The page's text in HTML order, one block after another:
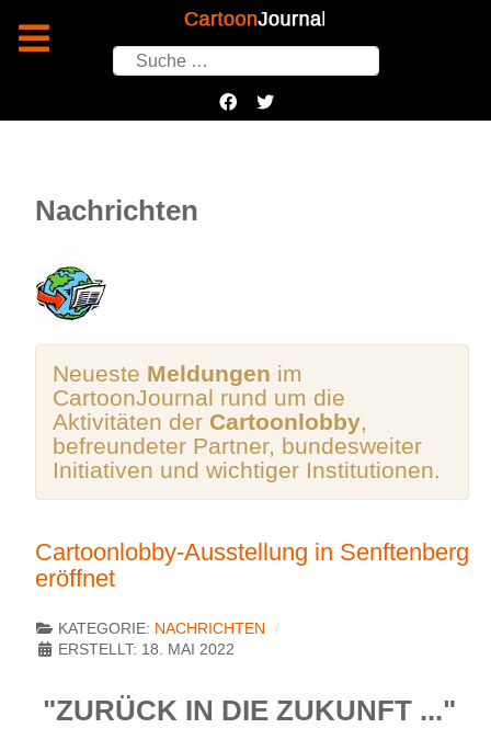
Suchen
Nachrichten
Neueste Meldungen im
CartoonJournal rund um die
Aktivitäten der Cartoonlobby,
befreundeter Partner, bundesweiter
Initiativen und wichtiger Institutionen.
Cartoonlobby-Ausstellung in Senftenberg
eröffnet
KATEGORIE: NACHRICHTEN
ERSTELLT: 18. MAI 2022
"ZURÜCK IN DIE ZUKUNFT ..."